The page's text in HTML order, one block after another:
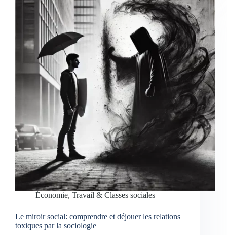
Économie, Travail & Classes sociales
Le miroir social: comprendre et déjouer les relations
toxiques par la sociologie